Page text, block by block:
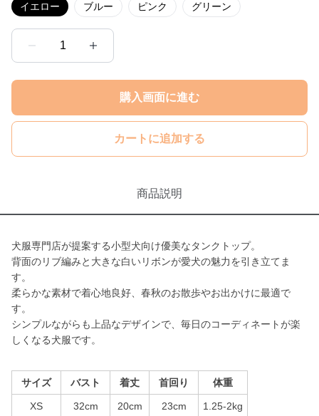
イエロー ブルー ピンク グリーン
1
購入画面に進む
カートに追加する
商品説明
犬服専門店が提案する小型犬向け優美なタンクトップ。
背面のリブ編みと大きな白いリボンが愛犬の魅力を引き立てま
す。
柔らかな素材で着心地良好、春秋のお散歩やお出かけに最適で
す。
シンプルながらも上品なデザインで、毎日のコーディネートが楽
しくなる犬服です。
サイズ バスト 着丈 首回り 体重
XS 32cm 20cm 23cm 1.25-2kg